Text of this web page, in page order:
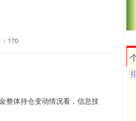
170
体持仓变动情况看，信息技